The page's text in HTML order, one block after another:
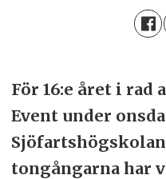
För 16:e året i rad
Event under
tongångarna har